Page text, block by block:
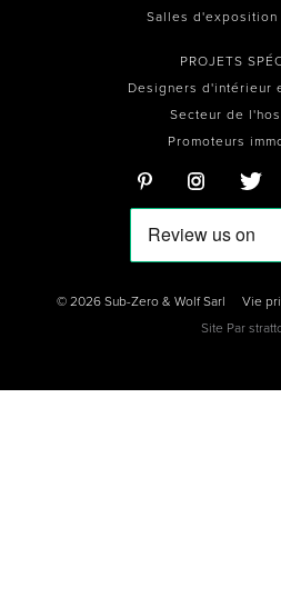
Salles
PROJETS
Designers d'intérieur
Secteur de
Promoteurs
© 2026 Sub-Zero & Wolf Sarl Vie
Site Par